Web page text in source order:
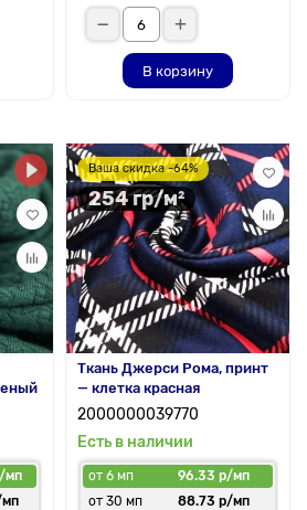
В корзину
мп
мп
Ваша скидка -64%
254 гр/м²
Ткань Джерси Рома, принт
— клетка красная
2000000039770
Есть в наличии
от 6 мп
96.33 р/мп
от 30 мп
88.73 р/мп